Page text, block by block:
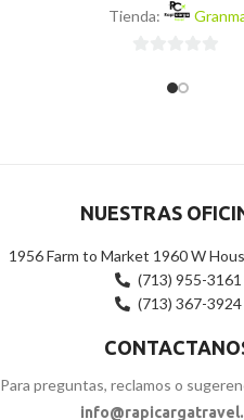
Tienda:
NUESTRAS
1956 Farm to Market 1960 W
(713) 955-3161
(713) 367-3924
Para preguntas, reclamos o